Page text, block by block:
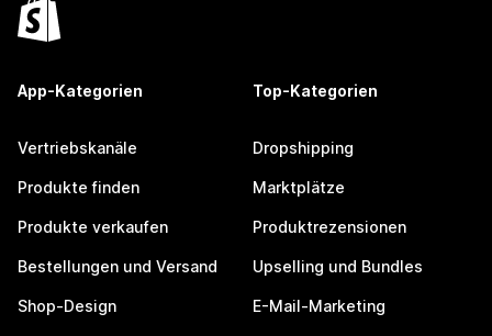
App-Kategorien
Vertriebskanäle
Produkte finden
Produkte verkaufen
Bestellungen und Versand
Shop-Design
Top-Kategorien
Dropshipping
Marktplätze
Produktrezensionen
Upselling und Bundles
E-Mail-Marketing